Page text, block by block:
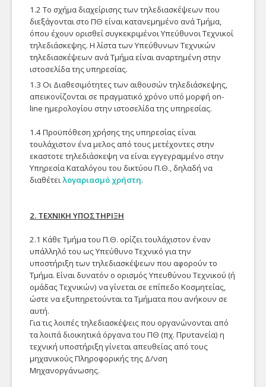
Ηλεκτρονικό Ταχυδρομείο
Email
Webmail
Λίστες
Spam
Μαζική αποστολή
Λογαριασμός Χρήστη
Νέος
Ανάκτηση
Επιβεβαίωση
Ανταλλαγή - Αποθήκευση Αρχείων
Ανταλλαγή
Okeanos/pithos+
Πρόσβαση στο Δίκτυο - Ασφάλεια
VPN
γνωσιακής βάσης
ταξινομημένα ανά
υπηρεσία.
Προτεινόμενα
από εμάς ερωτήσεις της
γνωσιακής βάσης
ταξινομημένες ανά
υπηρεσία.
Δείτε τις συχνές
ερωτήσεις (FAQ) της
γνωσιακής βάσης
ταξινομημένες ανά
υπηρεσία.
Αίτηση παροχής
υπηρεσιών Τηλεφωνίας
του δικτύου της
Υπηρεσίας μας
Αίτηση Τηλεδιάσκεψης
Αίτηση διεξαγωγής
Τηλεδιάσκεψης μέσω
των υποδομών της
Υπηρεσίας μας
Αίτηση Web Hosting
Αίτηση Φιλοξενίας
Ιστοσελίδας στις
Υποδομές της Υπηρεσίας
Αίτηση DNS
Αίτηση καταχώρησης
DNS της Υπηρεσίας μας
Οι στόχοι μας
Ο στόχος της
Διεύθυνσης είναι η
αξιοποίηση
Τεχνολογιών...
Επικοινωνία
Όλες οι διευθύνσεις και
άλλες πληροφορίες του
it.uth.gr.
Η γνώμη σας
Πείτε μας τη γνώμη σας
για τις υπηρεσίες μας
Αναφορές
Αναφορές και
1.2 Το σχήμα διαχείρισης των τηλεδιασκέψεων που
διεξάγονται στο ΠΘ είναι κατανεμημένο ανά Τμήμα,
όπου έχουν ορισθεί συγκεκριμένοι Υπεύθυνοι Τεχνικοί
τηλεδιάσκεψης. Η λίστα των Yπεύθυνων Τεχνικών
τηλεδιασκέψεων ανά Τμήμα είναι αναρτημένη στην
ιστοσελίδα της υπηρεσίας.
1.3 Οι Διαθεσιμότητες των αιθουσών τηλεδιάσκεψης,
απεικονίζονται σε πραγματικό χρόνο υπό μορφή on-
line ημερολογίου στην ιστοσελίδα της υπηρεσίας.
1.4 Προϋπόθεση χρήσης της υπηρεσίας είναι
τουλάχιστον ένα μελος από τους μετέχοντες στην
εκαστοτε τηλεδιάσκεψη να είναι εγγεγραμμένο στην
Υπηρεσία Καταλόγου του δικτύου Π.Θ., δηλαδή να
διαθέτειλογαριασμό χρήστη.
2. ΤΕΧΝΙΚΗ ΥΠΟΣΤΗΡΙΞΗ
2.1 Κάθε Τμήμα του Π.Θ. ορίζει τουλάχιστον έναν
υπάλληλό του ως Υπεύθυνο Τεχνικό για την
υποστήριξη των τηλεδιασκέψεων που αφορούν το
Τμήμα. Είναι δυνατόν ο ορισμός Υπευθύνου Τεχνικού (ή
ομάδας Τεχνικών) να γίνεται σε επίπεδο Κοσμητείας,
ώστε να εξυπηρετούνται τα Τμήματα που ανήκουν σε
αυτή.
Για τις λοιπές τηλεδιασκέψεις που οργανώνονται από
τα λοιπά διοικητικά όργανα του ΠΘ (πχ. Πρυτανεία) η
τεχνική υποστήριξη γίνεται απευθείας από τους
μηχανικούς Πληροφορικής της Δ/νση
Μηχανοργάνωσης.